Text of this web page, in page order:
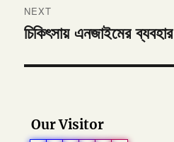
NEXT
Next
চিকিৎসায় এনজাইমের ব্যবহার
Our Visitor